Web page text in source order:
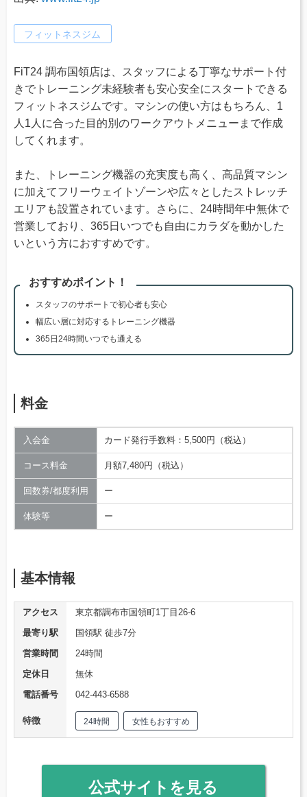
フィットネスジム
FiT24 調布国領店は、スタッフによる丁寧なサポート付
きでトレーニング未経験者も安心安全にスタートできる
フィットネスジムです。マシンの使い方はもちろん、1
人1人に合った目的別のワークアウトメニューまで作成
してくれます。
また、トレーニング機器の充実度も高く、高品質マシン
に加えてフリーウェイトゾーンや広々としたストレッチ
エリアも設置されています。さらに、24時間年中無休で
営業しており、365日いつでも自由にカラダを動かした
いという方におすすめです。
おすすめポイント！
スタッフのサポートで初心者も安心
幅広い層に対応するトレーニング機器
365日24時間いつでも通える
料金
入会金 カード発行手数料：5,500円（税込）
コース料金 月額7,480円（税込）
回数券/都度利用 ー
体験等 ー
基本情報
アクセス
東京都調布市国領町1丁目26-6
最寄り駅
国領駅 徒歩7分
営業時間
24時間
定休日
無休
電話番号
042-443-6588
特徴 24時間 女性もおすすめ
公式サイトを見る